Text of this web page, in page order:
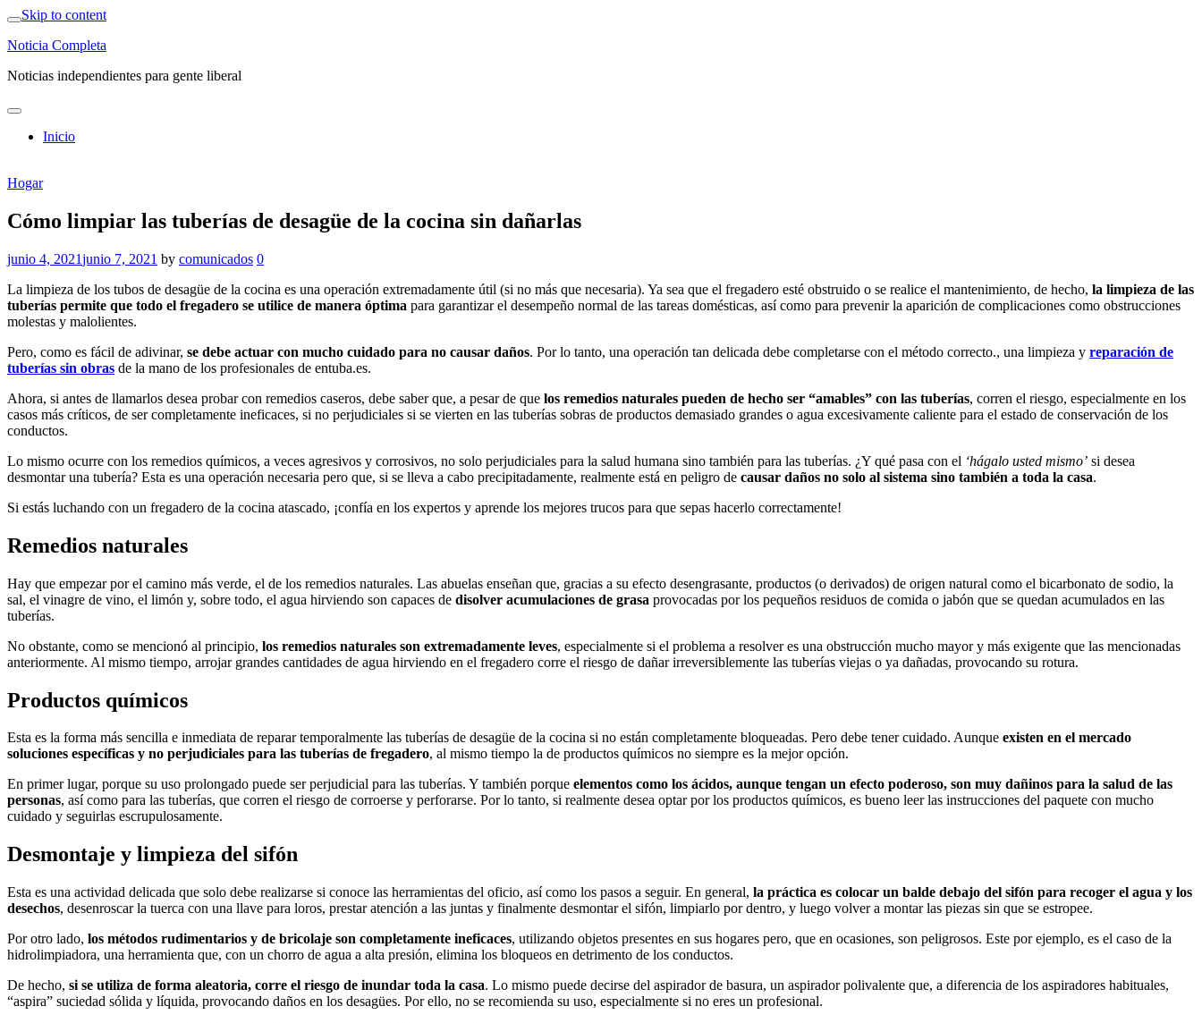
Skip to content
Noticia Completa
Noticias independientes para gente liberal
Inicio
Hogar
Cómo limpiar las tuberías de desagüe de la cocina sin dañarlas
junio 4, 2021junio 7, 2021 by comunicados 0
La limpieza de los tubos de desagüe de la cocina es una operación extremadamente útil (si no más que necesaria). Ya sea que el fregadero esté obstruido o se realice el mantenimiento, de hecho, la limpieza de las
tuberías permite que todo el fregadero se utilice de manera óptima para garantizar el desempeño normal de las tareas domésticas, así como para prevenir la aparición de complicaciones como obstrucciones
molestas y malolientes.
Pero, como es fácil de adivinar, se debe actuar con mucho cuidado para no causar daños. Por lo tanto, una operación tan delicada debe completarse con el método correcto., una limpieza y reparación de
tuberías sin obras de la mano de los profesionales de entuba.es.
Ahora, si antes de llamarlos desea probar con remedios caseros, debe saber que, a pesar de que los remedios naturales pueden de hecho ser “amables” con las tuberías, corren el riesgo, especialmente en los
casos más críticos, de ser completamente ineficaces, si no perjudiciales si se vierten en las tuberías sobras de productos demasiado grandes o agua excesivamente caliente para el estado de conservación de los
conductos.
Lo mismo ocurre con los remedios químicos, a veces agresivos y corrosivos, no solo perjudiciales para la salud humana sino también para las tuberías. ¿Y qué pasa con el ‘hágalo usted mismo’ si desea
desmontar una tubería? Esta es una operación necesaria pero que, si se lleva a cabo precipitadamente, realmente está en peligro de causar daños no solo al sistema sino también a toda la casa.
Si estás luchando con un fregadero de la cocina atascado, ¡confía en los expertos y aprende los mejores trucos para que sepas hacerlo correctamente!
Remedios naturales
Hay que empezar por el camino más verde, el de los remedios naturales. Las abuelas enseñan que, gracias a su efecto desengrasante, productos (o derivados) de origen natural como el bicarbonato de sodio, la
sal, el vinagre de vino, el limón y, sobre todo, el agua hirviendo son capaces de disolver acumulaciones de grasa provocadas por los pequeños residuos de comida o jabón que se quedan acumulados en las
tuberías.
No obstante, como se mencionó al principio, los remedios naturales son extremadamente leves, especialmente si el problema a resolver es una obstrucción mucho mayor y más exigente que las mencionadas
anteriormente. Al mismo tiempo, arrojar grandes cantidades de agua hirviendo en el fregadero corre el riesgo de dañar irreversiblemente las tuberías viejas o ya dañadas, provocando su rotura.
Productos químicos
Esta es la forma más sencilla e inmediata de reparar temporalmente las tuberías de desagüe de la cocina si no están completamente bloqueadas. Pero debe tener cuidado. Aunque existen en el mercado
soluciones específicas y no perjudiciales para las tuberías de fregadero, al mismo tiempo la de productos químicos no siempre es la mejor opción.
En primer lugar, porque su uso prolongado puede ser perjudicial para las tuberías. Y también porque elementos como los ácidos, aunque tengan un efecto poderoso, son muy dañinos para la salud de las
personas, así como para las tuberías, que corren el riesgo de corroerse y perforarse. Por lo tanto, si realmente desea optar por los productos químicos, es bueno leer las instrucciones del paquete con mucho
cuidado y seguirlas escrupulosamente.
Desmontaje y limpieza del sifón
Esta es una actividad delicada que solo debe realizarse si conoce las herramientas del oficio, así como los pasos a seguir. En general, la práctica es colocar un balde debajo del sifón para recoger el agua y los
desechos, desenroscar la tuerca con una llave para loros, prestar atención a las juntas y finalmente desmontar el sifón, limpiarlo por dentro, y luego volver a montar las piezas sin que se estropee.
Por otro lado, los métodos rudimentarios y de bricolaje son completamente ineficaces, utilizando objetos presentes en sus hogares pero, que en ocasiones, son peligrosos. Este por ejemplo, es el caso de la
hidrolimpiadora, una herramienta que, con un chorro de agua a alta presión, elimina los bloqueos en detrimento de los conductos.
De hecho, si se utiliza de forma aleatoria, corre el riesgo de inundar toda la casa. Lo mismo puede decirse del aspirador de basura, un aspirador polivalente que, a diferencia de los aspiradores habituales,
“aspira” suciedad sólida y líquida, provocando daños en los desagües. Por ello, no se recomienda su uso, especialmente si no eres un profesional.